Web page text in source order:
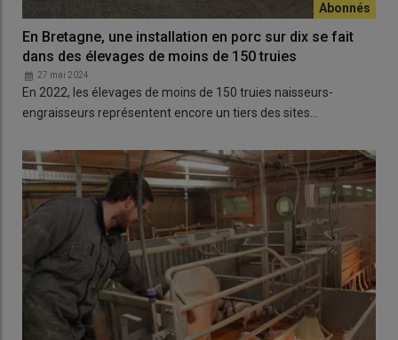
En Bretagne, une installation en porc sur dix se fait
dans des élevages de moins de 150 truies
27 mai 2024
En 2022, les élevages de moins de 150 truies naisseurs-
engraisseurs représentent encore un tiers des sites…